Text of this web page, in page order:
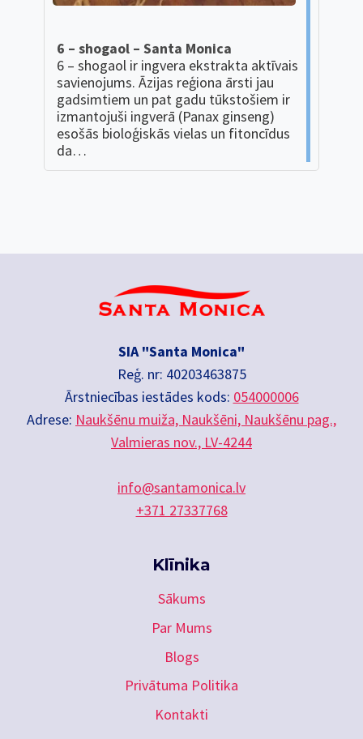
6 – shogaol – Santa Monica
6 – shogaol ir ingvera ekstrakta aktīvais
savienojums. Āzijas reģiona ārsti jau
gadsimtiem un pat gadu tūkstošiem ir
izmantojuši ingverā (Panax ginseng)
esošās bioloģiskās vielas un fitoncīdus
da…
SIA "Santa Monica"
Reģ. nr: 40203463875
Ārstniecības iestādes kods: 054000006
Adrese: Naukšēnu muiža, Naukšēni, Naukšēnu pag.,
Valmieras nov., LV-4244
info@santamonica.lv
+371 27337768
Klīnika
Sākums
Par Mums
Blogs
Privātuma Politika
Kontakti